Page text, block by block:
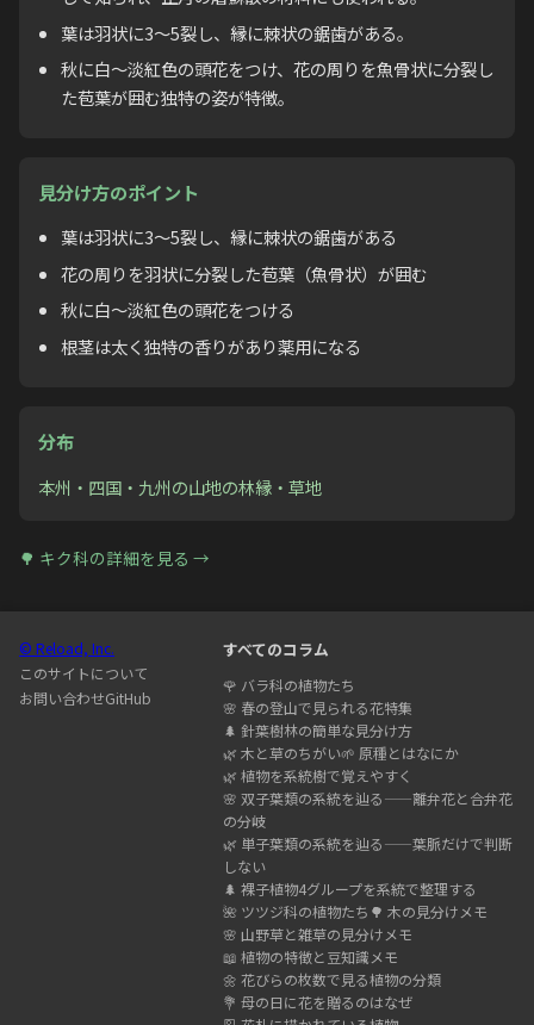
葉は羽状に3〜5裂し、縁に棘状の鋸歯がある。
秋に白〜淡紅色の頭花をつけ、花の周りを魚骨状に分裂し
た苞葉が囲む独特の姿が特徴。
見分け方のポイント
葉は羽状に3〜5裂し、縁に棘状の鋸歯がある
花の周りを羽状に分裂した苞葉（魚骨状）が囲む
秋に白〜淡紅色の頭花をつける
根茎は太く独特の香りがあり薬用になる
分布
本州・四国・九州の山地の林縁・草地
🌳 キク科の詳細を見る →
© Reload, Inc.
このサイトについて
お問い合わせGitHub
すべてのコラム
🌹 バラ科の植物たち
🌸 春の登山で見られる花特集
🌲 針葉樹林の簡単な見分け方
🌿 木と草のちがい🌱 原種とはなにか
🌿 植物を系統樹で覚えやすく
🌸 双子葉類の系統を辿る——離弁花と合弁花
の分岐
🌿 単子葉類の系統を辿る——葉脈だけで判断
しない
🌲 裸子植物4グループを系統で整理する
🌺 ツツジ科の植物たち 🌳 木の見分けメモ
🌸 山野草と雑草の見分けメモ
📖 植物の特徴と豆知識メモ
🌼 花びらの枚数で見る植物の分類
💐 母の日に花を贈るのはなぜ